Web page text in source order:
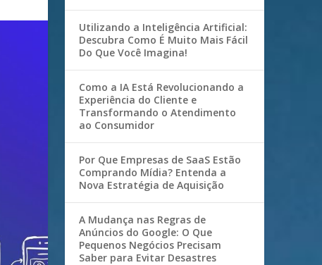
Utilizando a Inteligência Artificial:
Descubra Como É Muito Mais Fácil
Do Que Você Imagina!
Como a IA Está Revolucionando a
Experiência do Cliente e
Transformando o Atendimento
ao Consumidor
Por Que Empresas de SaaS Estão
Comprando Mídia? Entenda a
Nova Estratégia de Aquisição
A Mudança nas Regras de
Anúncios do Google: O Que
Pequenos Negócios Precisam
Saber para Evitar Desastres